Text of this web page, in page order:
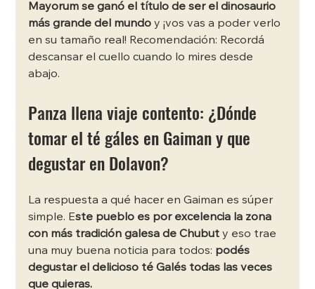
Mayorum se ganó el título de ser el dinosaurio
más grande del mundo y ¡vos vas a poder verlo
en su tamaño real! Recomendación: Recordá
descansar el cuello cuando lo mires desde
abajo.
Panza llena viaje contento: ¿Dónde
tomar el té gáles en Gaiman y que
degustar en Dolavon?
La respuesta a qué hacer en Gaiman es súper
simple. Este pueblo es por excelencia la zona
con más tradición galesa de Chubut y eso trae
una muy buena noticia para todos: podés
degustar el delicioso té Galés todas las veces
que quieras.